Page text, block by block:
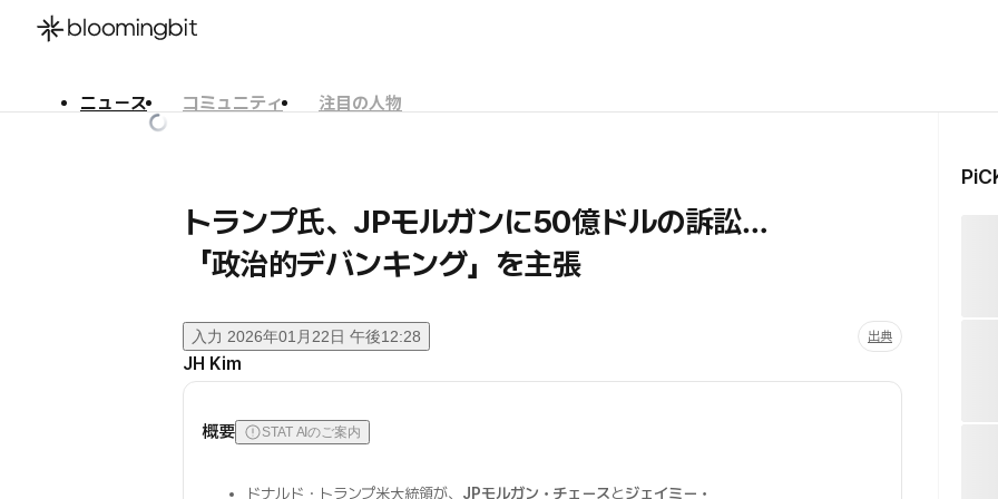
ニュース コミュニティ
注目の人物
トランプ氏、JPモルガンに50億ドルの訴訟…
「政治的デバンキング」を主張
入力 2026年01月22日 午後12:28 出典
JH Kim
概要 STAT AIのご案内
ドナルド・トランプ米大統領が、 JPモルガン・チェースとジェイミー・